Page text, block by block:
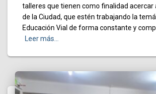
talleres que tienen como finalidad acercar
de la Ciudad, que estén trabajando la
Educación Vial de forma constante y
Leer más…